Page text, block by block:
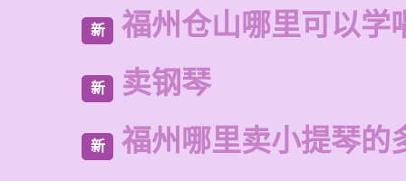
新 福州仓山哪里可以学
新 卖钢琴
新 福州哪里卖小提琴的